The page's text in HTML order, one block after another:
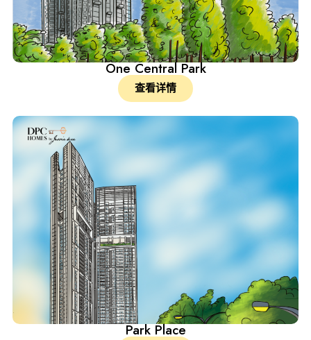
One Central Park
查看详情
Park Place